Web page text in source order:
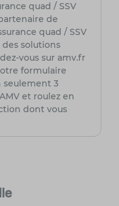
quad / SSV
de
quad / SSV
des solutions
vous sur amv.fr
formulaire
seulement 3
et roulez en
dont vous